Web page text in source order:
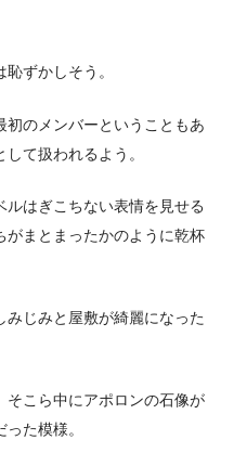
ずかしそう。
のメンバーということもあ
て扱われるよう。
はぎこちない表情を見せる
がまとまったかのように乾杯
じみと屋敷が綺麗になった
そこら中にアポロンの石像が
た模様。